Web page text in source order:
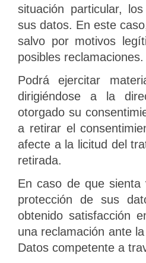
situación particular,
sus datos. En este
salvo por motivos
posibles reclamaciones.
Podrá ejercitar
dirigiéndose a la
otorgado su
a retirar el
afecte a la licitud del
retirada.
En caso de que sienta
protección de sus
obtenido satisfacción
una reclamación ante
Datos competente a